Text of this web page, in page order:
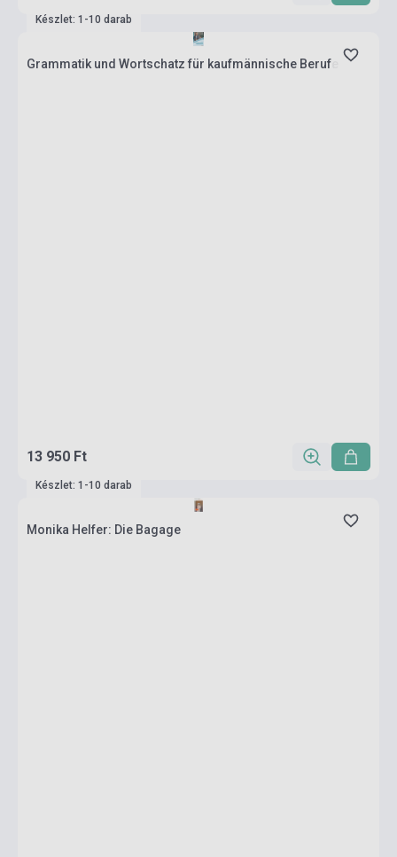
Készlet: 1-10 darab
Grammatik und Wortschatz für kaufmännische Berufe
13 950 Ft
Készlet: 1-10 darab
Monika Helfer: Die Bagage